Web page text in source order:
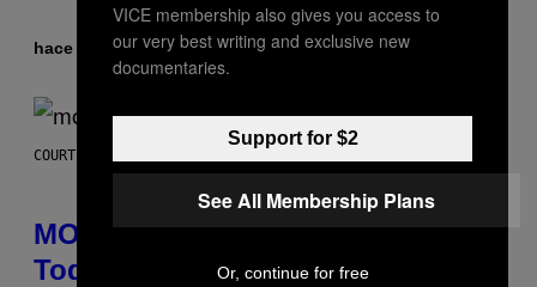
hace 24 minutosPorCaleb Catlin
COURTESY OF MOOD
MOOD’s 4th Birthday Sale Ends
Today— Get Up to 25% Off
VICE membership also gives you access to
our very best writing and exclusive new
documentaries.
Support for $2
See All Membership Plans
Or, continue for free